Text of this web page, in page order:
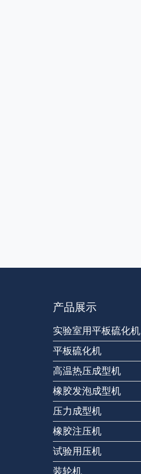
产品展示
实验室用平板硫化机
平板硫化机
高温热压成型机
橡胶发泡成型机
压力成型机
橡胶注压机
试验用压机
装轮机